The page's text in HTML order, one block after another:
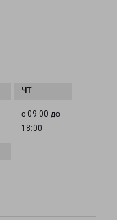
с 09:00 до
18:00